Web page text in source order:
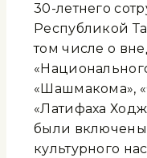
30-летнего
Республикой
том числе о
«Шашмакома»,
«Латифаха
были
культурного